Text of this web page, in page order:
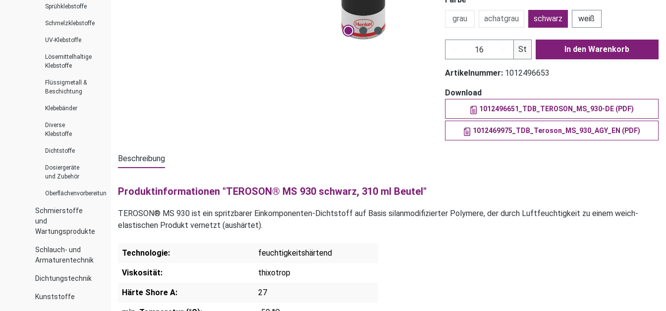
Sprühklebstoffe
Schmelzklebstoffe
UV-Klebstoffe
Lösemittelhaltige
Klebstoffe
Flüssigmetall &
Beschichtung
Klebebänder
Diverse
Klebstoffe
Dichtstoffe
Dosiergeräte
und Zubehör
Oberflächenvorbereitung
Schmierstoffe
und
Wartungsprodukte
Schlauch- und
Armaturentechnik
Dichtungstechnik
Kunststoffe
grau
achatgrau schwarz weiß
Produkt Anzahl: Gib den gewünschten
St In den Warenkorb
Artikelnummer: 1012496653
Download
1012496651_TDB_TEROSON_MS_930-DE (PDF)
1012469975_TDB_Teroson_MS_930_AGY_EN (PDF)
Beschreibung
Produktinformationen "TEROSON® MS 930 schwarz, 310 ml Beutel"
TEROSON® MS 930 ist ein spritzbarer Einkomponenten-Dichtstoff auf Basis silanmodifizierter Polymere, der durch Luftfeuchtigkeit zu einem weich-
elastischen Produkt vernetzt (aushärtet).
Technologie: feuchtigkeitshärtend
Viskosität: thixotrop
Härte Shore A: 27